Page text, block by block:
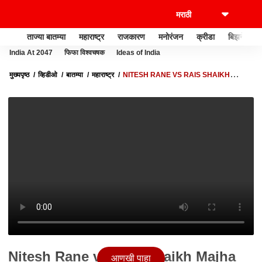
ताज्या बातम्या महाराष्ट्र राजकारण मनोरंजन क्रीडा बिझनेस
India At 2047 फिफा विश्वचषक Ideas of India
मुख्यपृष्ठ व्हिडीओ बातम्या महाराष्ट्र
NITESH RANE VS RAIS SHAIKH
Nitesh Rane vs Rais Shaikh Majha
आणखी पाहा